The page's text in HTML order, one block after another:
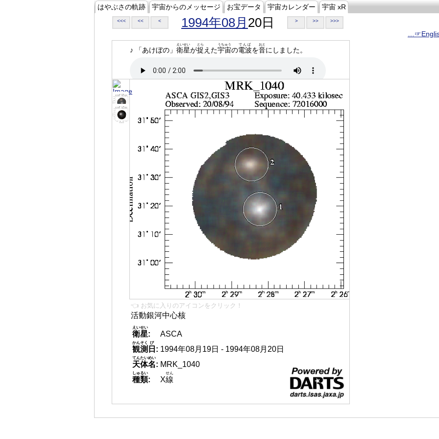
はやぶさの軌跡 宇宙からのメッセージ お宝データ 宇宙カレンダー 宇宙 xR
<<< << < 1994年08月 20日 > >> >>>
♪ 「あけぼの」 衛星
えいせい
が捉
とら
えた宇宙
うちゅう
の電波
でんぱ
を音
おと
にしました。
👈 お気に入りのアイコンをクリック！
活動銀河中心核
衛星
えいせい
:
ASCA
観測
かんそく
日
び
: 1994年08月19日 - 1994年08月20日
天体名
てんたいめい
: MRK_1040
種類
しゅるい
: X線
せん